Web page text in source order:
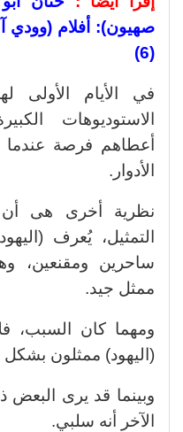
صهيون): أفلام (وودي
(6)
في الأيام الأولى
الاستوديوهات
أعطاهم فرصة عندما
الأدوار.
نظرية أخرى هى أن
التمثيل، يُعرف
ساحرين ومقنعين،
ممثل جيد.
ومهما كان السبب،
(اليهود) ممثلون
وبينما قد يرى البعض
الآخر أنه سلبي.